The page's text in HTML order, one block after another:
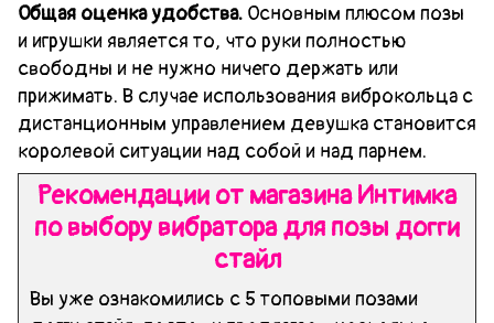
Общая оценка удобства. Основным плюсом позы
и игрушки является то, что руки полностью
свободны и не нужно ничего держать или
прижимать. В случае использования виброкольца с
дистанционным управлением девушка становится
королевой ситуации над собой и над парнем.
Рекомендации от магазина Интимка
по выбору вибратора для позы догги
стайл
Вы уже ознакомились с 5 топовыми позами